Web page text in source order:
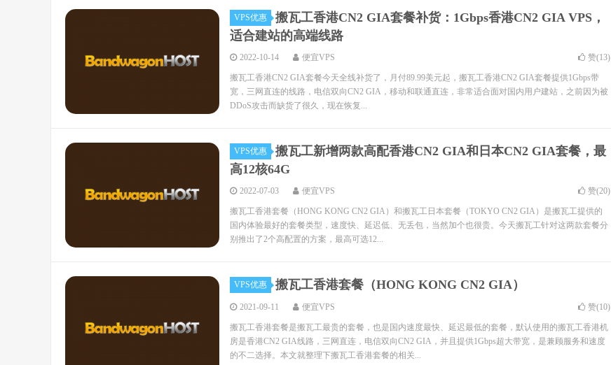
VPS优惠
搬瓦工香港CN2 GIA套餐补货：1Gbps香港CN2 GIA VPS，
适合建站的高端线路
2022-10-14 便宜VPS 赞(13)
搬瓦工香港CN2 GIA套餐今天全线补货了，月付89.99美元起，搬瓦工香港CN2 GIA套餐提供1Gbps带
宽，三网直连的线路，电信双向CN2 GIA，移动和联通直连，非常适合面对国内用户建站，之前因为被
DDoS攻击而缺货了很久，现在恢复...
VPS优惠
搬瓦工新增两款高配香港CN2 GIA和日本CN2 GIA套餐，最
高12核64G
2022-07-03 便宜VPS 赞(20)
搬瓦工香港套餐（HONG KONG CN2 GIA）和搬瓦工日本套餐（TOKYO CN2 GIA）是搬瓦工提供的
国内体验最好的套餐类型，速度快、延迟低、无丢包，当然加个也很贵。今天搬瓦工针对这两款套餐分
别推出了2个高配置的方案，最高可选12...
VPS优惠 搬瓦工香港套餐（HONG KONG CN2 GIA）
2021-09-11 便宜VPS 赞(10)
搬瓦工香港套餐是搬瓦工最贵的套餐，也是国内速度最快、延迟最低的套餐，默认使用的搬瓦工香港机
房是香港CN2 GIA线路，三网直连，电信双向CN2 GIA，并且提供1Gbps超大带宽，是兼顾服务和速度
的不二选择。本文就整理下搬瓦工香港套餐的相关...